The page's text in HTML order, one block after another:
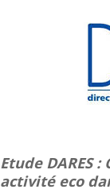
Etude DARES
activité eco